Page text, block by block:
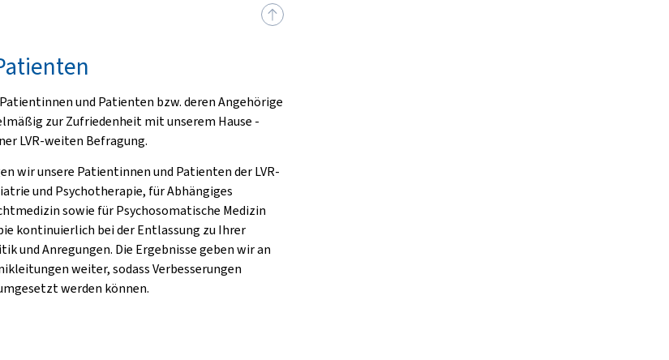
und Patienten bzw. deren Angehörige
zur Zufriedenheit mit unserem Hause -
LVR-weiten Befragung.
wir unsere Patientinnen und Patienten der LVR-
und Psychotherapie, für Abhängiges
sowie für Psychosomatische Medizin
kontinuierlich bei der Entlassung zu Ihrer
und Anregungen. Die Ergebnisse geben wir an
weiter, sodass Verbesserungen
werden können.